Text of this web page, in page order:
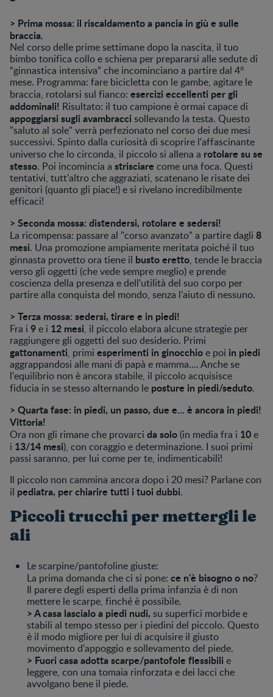
> Prima mossa: il riscaldamento a pancia in giù e sulle
braccia.
Nel corso delle prime settimane dopo la nascita, il tuo
bimbo tonifica collo e schiena per prepararsi alle sedute di
“ginnastica intensiva” che incominciano a partire dal 4°
mese. Programma: fare bicicletta con le gambe, agitare le
braccia, rotolarsi sul fianco: esercizi eccellenti per gli
addominali! Risultato: il tuo campione è ormai capace di
appoggiarsi sugli avambraccisollevando la testa. Questo
"saluto al sole" verrà perfezionato nel corso dei due mesi
successivi. Spinto dalla curiosità di scoprire l'affascinante
universo che lo circonda, il piccolo si allena a rotolare su se
stesso. Poi incomincia a strisciare come una foca. Questi
tentativi, tutt'altro che aggraziati, scatenano le risate dei
genitori (quanto gli piace!) e si rivelano incredibilmente
efficaci!
> Seconda mossa: distendersi, rotolare e sedersi!
La ricompensa: passare al "corso avanzato" a partire dagli 8
mesi. Una promozione ampiamente meritata poiché il tuo
ginnasta provetto ora tiene il busto eretto, tende le braccia
verso gli oggetti (che vede sempre meglio) e prende
coscienza della presenza e dell'utilità del suo corpo per
partire alla conquista del mondo, senza l'aiuto di nessuno.
> Terza mossa: sedersi, tirare e in piedi!
Fra i 9e i 12 mesi, il piccolo elabora alcune strategie per
raggiungere gli oggetti del suo desiderio. Primi
gattonamenti, primi esperimenti in ginocchioe poi in piedi
aggrappandosi alle mani di papà e mamma.... Anche se
l'equilibrio non è ancora stabile, il piccolo acquisisce
fiducia in se stesso alternando le posture in piedi/seduto.
> Quarta fase: in piedi, un passo, due e... è ancora in piedi!
Vittoria!
Ora non gli rimane che provarci da solo(in media fra i 10e
i 13/14 mesi), con coraggio e determinazione. I suoi primi
passi saranno, per lui come per te, indimenticabili!
Il piccolo non cammina ancora dopo i 20 mesi? Parlane con
il pediatra, per chiarire tutti i tuoi dubbi.
Piccoli trucchi per mettergli le
ali
Le scarpine/pantofoline giuste:
La prima domanda che ci si pone: ce n'è bisogno o no?
Il parere degli esperti della prima infanzia è di non
mettere le scarpe, finché è possibile.
> A casa lascialo a piedi nudi, su superfici morbide e
stabili al tempo stesso per i piedini del piccolo. Questo
è il modo migliore per lui di acquisire il giusto
movimento d'appoggio e sollevamento del piede.
> Fuori casa adotta scarpe/pantofole flessibilie
leggere, con una tomaia rinforzata e dei lacci che
avvolgano bene il piede.